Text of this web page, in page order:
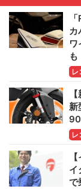
カ
も
レ
新
レ
イ
で